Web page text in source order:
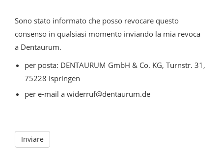
Sono stato informato che posso revocare questo
consenso in qualsiasi momento inviando la mia revoca
a Dentaurum.
per posta: DENTAURUM GmbH & Co. KG, Turnstr. 31,
75228 Ispringen
per e-mail a widerruf@dentaurum.de